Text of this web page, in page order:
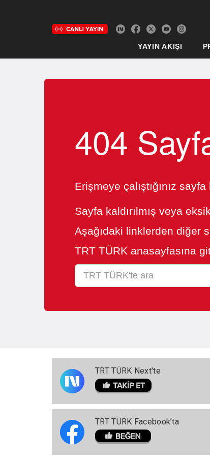
YAYIN AKIŞI
404
Erişmeye çalıştığınız
Sayfa kaldırılmış veya
Aşağıdaki linklerden diğer
TRT TÜRK anasayfasına
TRT TÜRK Next'te
TRT TÜRK Facebook’ta